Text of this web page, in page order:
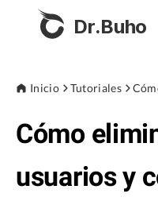
Dr.Buho
Productos
BuhoCleaner
BuhoUnlocker
Tienda
Inicio Tutoriales
Cómo
usuarios y